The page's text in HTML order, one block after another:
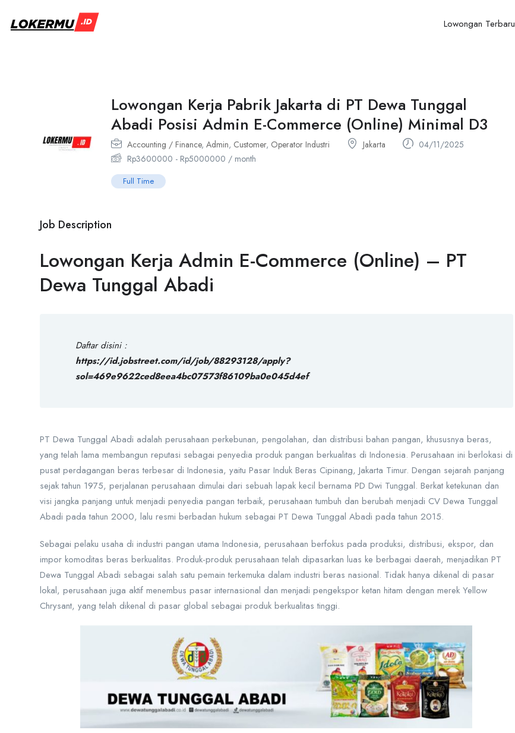
Lowongan Terbaru
Lowongan Kerja Pabrik Jakarta di PT Dewa Tunggal
Abadi Posisi Admin E-Commerce (Online) Minimal D3
Accounting / Finance, Admin, Customer, Operator Industri Jakarta
04/11/2025
Rp3600000 - Rp5000000 / month
Full Time
Job Description
Lowongan Kerja Admin E-Commerce (Online) – PT
Dewa Tunggal Abadi
Daftar disini :
https://id.jobstreet.com/id/job/88293128/apply?
sol=469e9622ced8eea4bc07573f86109ba0e045d4ef
PT Dewa Tunggal Abadi adalah perusahaan perkebunan, pengolahan, dan distribusi bahan pangan, khususnya beras,
yang telah lama membangun reputasi sebagai penyedia produk pangan berkualitas di Indonesia. Perusahaan ini berlokasi di
pusat perdagangan beras terbesar di Indonesia, yaitu Pasar Induk Beras Cipinang, Jakarta Timur. Dengan sejarah panjang
sejak tahun 1975, perjalanan perusahaan dimulai dari sebuah lapak kecil bernama PD Dwi Tunggal. Berkat ketekunan dan
visi jangka panjang untuk menjadi penyedia pangan terbaik, perusahaan tumbuh dan berubah menjadi CV Dewa Tunggal
Abadi pada tahun 2000, lalu resmi berbadan hukum sebagai PT Dewa Tunggal Abadi pada tahun 2015.
Sebagai pelaku usaha di industri pangan utama Indonesia, perusahaan berfokus pada produksi, distribusi, ekspor, dan
impor komoditas beras berkualitas. Produk-produk perusahaan telah dipasarkan luas ke berbagai daerah, menjadikan PT
Dewa Tunggal Abadi sebagai salah satu pemain terkemuka dalam industri beras nasional. Tidak hanya dikenal di pasar
lokal, perusahaan juga aktif menembus pasar internasional dan menjadi pengekspor ketan hitam dengan merek Yellow
Chrysant, yang telah dikenal di pasar global sebagai produk berkualitas tinggi.